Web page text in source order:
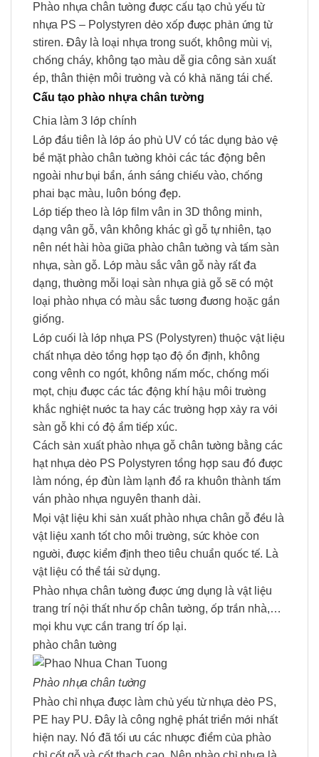
Phào nhựa chân tường được cấu tạo chủ yếu từ
nhựa PS – Polystyren dẻo xốp được phản ứng từ
stiren. Đây là loại nhựa trong suốt, không mùi vị,
chống cháy, không tạo màu dễ gia công sản xuất
ép, thân thiện môi trường và có khả năng tái chế.
Cấu tạo phào nhựa chân tường
Chia làm 3 lớp chính
Lớp đầu tiên là lớp áo phủ UV có tác dụng bảo vệ
bề mặt phào chân tường khỏi các tác động bên
ngoài như bụi bẩn, ánh sáng chiếu vào, chống
phai bạc màu, luôn bóng đẹp.
Lớp tiếp theo là lớp film vân in 3D thông minh,
dạng vân gỗ, vân không khác gì gỗ tự nhiên, tạo
nên nét hài hòa giữa phào chân tường và tấm sàn
nhựa, sàn gỗ. Lớp màu sắc vân gỗ này rất đa
dạng, thường mỗi loại sàn nhựa giả gỗ sẽ có một
loại phào nhựa có màu sắc tương đương hoặc gần
giống.
Lớp cuối là lớp nhựa PS (Polystyren) thuộc vật liệu
chất nhựa dẻo tổng hợp tạo độ ổn định, không
cong vênh co ngót, không nấm mốc, chống mối
mọt, chịu được các tác động khí hậu môi trường
khắc nghiệt nước ta hay các trường hợp xảy ra với
sàn gỗ khi có độ ẩm tiếp xúc.
Cách sản xuất phào nhựa gỗ chân tường bằng các
hạt nhựa dẻo PS Polystyren tổng hợp sau đó được
làm nóng, ép đùn làm lạnh đổ ra khuôn thành tấm
ván phào nhựa nguyên thanh dài.
Mọi vật liệu khi sản xuất phào nhựa chân gỗ đều là
vật liệu xanh tốt cho môi trường, sức khỏe con
người, được kiểm định theo tiêu chuẩn quốc tế. Là
vật liệu có thể tái sử dụng.
Phào nhựa chân tường được ứng dụng là vật liệu
trang trí nội thất như ốp chân tường, ốp trần nhà,…
mọi khu vực cần trang trí ốp lại.
phào chân tường
Phào nhựa chân tường
Phào chỉ nhựa được làm chủ yếu từ nhựa dẻo PS,
PE hay PU. Đây là công nghệ phát triển mới nhất
hiện nay. Nó đã tối ưu các nhược điểm của phào